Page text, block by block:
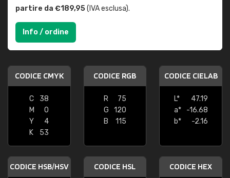
partire da €189,95(IVA esclusa).
Info / ordine
CODICE CMYK
C
38
M
0
Y
4
K
53
CODICE RGB
R
75
G
120
B
115
CODICE CIELAB
L*
47.19
a*
-16.68
b*
-2.16
CODICE HSB/HSV CODICE HSL CODICE HEX